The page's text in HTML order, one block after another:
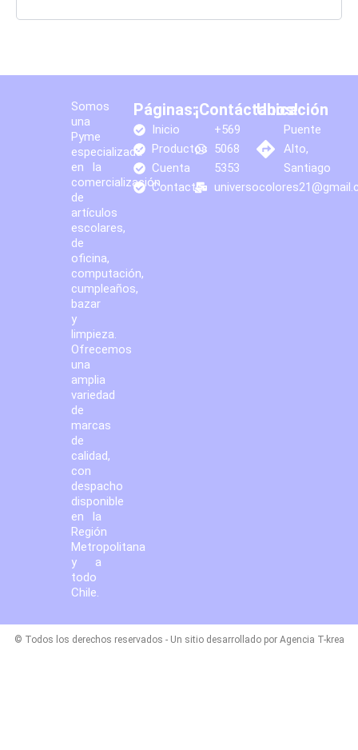
Somos
una
Pyme
especializada
en la
comercialización
de
artículos
escolares,
de
oficina,
computación,
cumpleaños,
bazar
y
limpieza.
Ofrecemos
una
amplia
variedad
de
marcas
de
calidad,
con
despacho
disponible
en la
Región
Metropolitana
y a
todo
Chile.
Páginas:
Inicio
Productos
Cuenta
Contacto
¡Contáctanos!
+569
5068
5353
Ubicación
Puente
Alto,
Santiago
© Todos los derechos reservados - Un sitio desarrollado por Agencia T-krea